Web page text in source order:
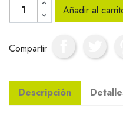
Añadir al
Compartir
Descripción